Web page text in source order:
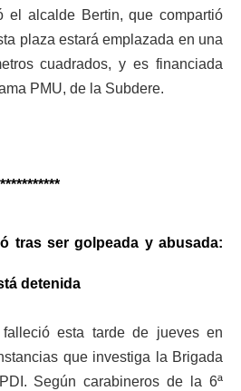
el alcalde Bertin, que compartió
plaza estará emplazada en una
cuadrados, y es financiada
PMU, de la Subdere.
tras ser golpeada y abusada:
detenida
esta tarde de jueves en
que investiga la Brigada
Según carabineros de la 6ª